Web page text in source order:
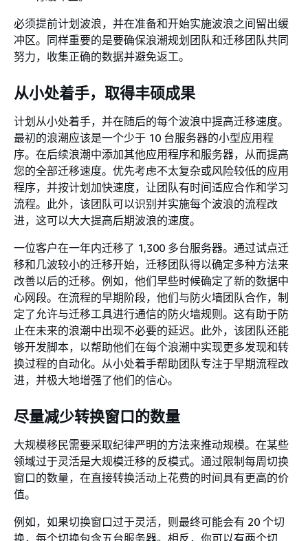
必须提前计划波浪，并在准备和开始实施波浪之间留出缓
冲区。同样重要的是要确保浪潮规划团队和迁移团队共同
努力，收集正确的数据并避免返工。
从小处着手，取得丰硕成果
计划从小处着手，并在随后的每个波浪中提高迁移速度。
最初的浪潮应该是一个少于 10 台服务器的小型应用程
序。在后续浪潮中添加其他应用程序和服务器，从而提高
您的全部迁移速度。优先考虑不太复杂或风险较低的应用
程序，并按计划加快速度，让团队有时间适应合作和学习
流程。此外，该团队可以识别并实施每个波浪的流程改
进，这可以大大提高后期波浪的速度。
一位客户在一年内迁移了 1,300 多台服务器。通过试点迁
移和几波较小的迁移开始，迁移团队得以确定多种方法来
改善以后的迁移。例如，他们早些时候确定了新的数据中
心网段。在流程的早期阶段，他们与防火墙团队合作，制
定了允许与迁移工具进行通信的防火墙规则。这有助于防
止在未来的浪潮中出现不必要的延迟。此外，该团队还能
够开发脚本，以帮助他们在每个浪潮中实现更多发现和转
换过程的自动化。从小处着手帮助团队专注于早期流程改
进，并极大地增强了他们的信心。
尽量减少转换窗口的数量
大规模移民需要采取纪律严明的方法来推动规模。在某些
领域过于灵活是大规模迁移的反模式。通过限制每周切换
窗口的数量，在直接转换活动上花费的时间具有更高的价
值。
例如，如果切换窗口过于灵活，则最终可能会有 20 个切
换，每个切换包含五台服务器。相反，你可以有两个切